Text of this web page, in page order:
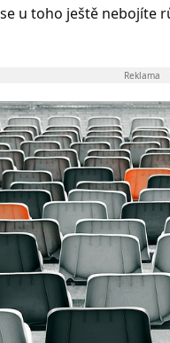
u toho ještě nebojíte
Reklama